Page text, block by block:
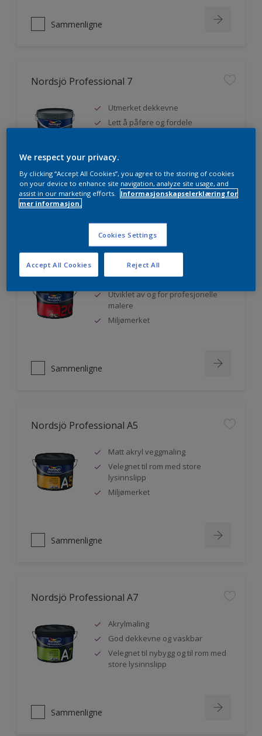
Sammenligne
Nordsjö Professional 7
Utmerket dekkevne
Lett å påføre og fordele
Sammenligne
Nordsjö Professional 20
Veggmaling med god dekkevne
Utviklet av og for profesjonelle
malere
Miljømerket
Sammenligne
Nordsjö Professional A5
Matt akryl veggmaling
Velegnet til rom med store
lysinnslipp
Miljømerket
Sammenligne
Nordsjö Professional A7
Akrylmaling
God dekkevne og vaskbar
Velegnet til nybygg og til rom med
store lysinnslipp
Sammenligne
We respect your privacy.
By clicking “Accept All Cookies”, you agree to the storing of cookies
on your device to enhance site navigation, analyze site usage, and
assist in our marketing efforts.
Informasjonskapselerklæring for
mer informasjon.
Cookies Settings
Reject All
Accept All Cookies